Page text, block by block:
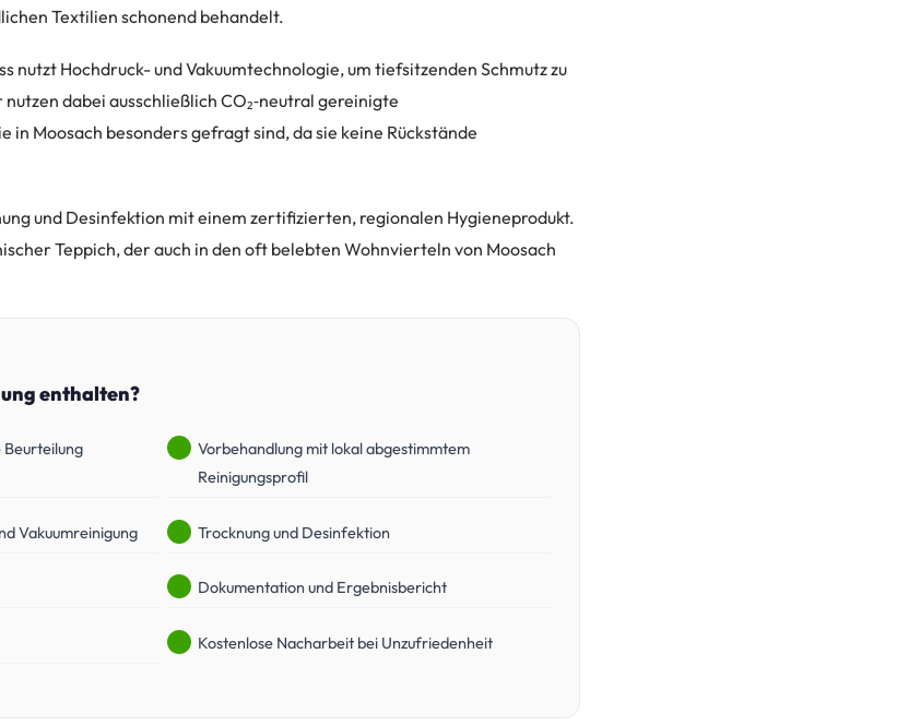
Textilien schonend behandelt.
nutzt Hochdruck- und Vakuumtechnologie, um tiefsitzenden Schmutz zu
dabei ausschließlich CO₂‑neutral gereinigte
in Moosach besonders gefragt sind, da sie keine Rückstände
und Desinfektion mit einem zertifizierten, regionalen Hygieneprodukt.
Teppich, der auch in den oft belebten Wohnvierteln von Moosach
enthalten?
Beurteilung
Vorbehandlung mit lokal abgestimmtem
Reinigungsprofil
Vakuumreinigung Trocknung und Desinfektion
Dokumentation und Ergebnisbericht
Kostenlose Nacharbeit bei Unzufriedenheit